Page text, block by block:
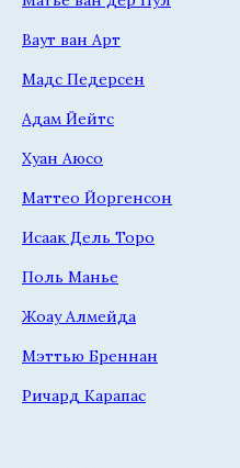
Ваут ван Арт
Мадс Педерсен
Адам Йейтс
Хуан Аюсо
Маттео Йоргенсон
Исаак Дель Торо
Поль Манье
Жоау Алмейда
Мэттью Бреннан
Ричард Карапас